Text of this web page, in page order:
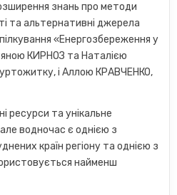
знань про методи
та альтернативні джерела
«Енергозбереження у
КИРНОЗ та Наталією
і Аллою КРАВЧЕНКО,
ресурси та унікальне
водночас є однією з
країн регіону та однією з
найменш